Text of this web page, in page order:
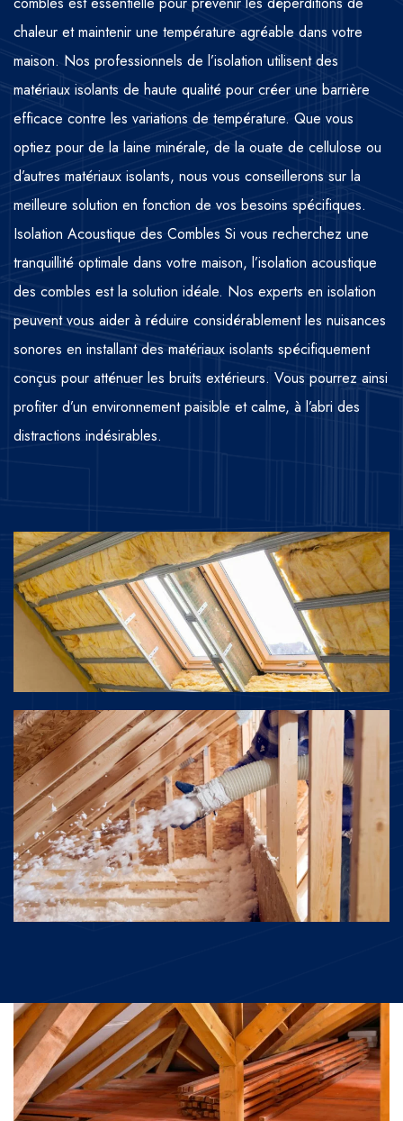
chaleur et maintenir une température agréable dans votre
maison. Nos professionnels de l’isolation utilisent des
matériaux isolants de haute qualité pour créer une barrière
efficace contre les variations de température. Que vous
optiez pour de la laine minérale, de la ouate de cellulose ou
d’autres matériaux isolants, nous vous conseillerons sur la
meilleure solution en fonction de vos besoins spécifiques.
Isolation Acoustique des Combles Si vous recherchez une
tranquillité optimale dans votre maison, l’isolation acoustique
des combles est la solution idéale. Nos experts en isolation
peuvent vous aider à réduire considérablement les nuisances
sonores en installant des matériaux isolants spécifiquement
conçus pour atténuer les bruits extérieurs. Vous pourrez ainsi
profiter d’un environnement paisible et calme, à l’abri des
distractions indésirables.